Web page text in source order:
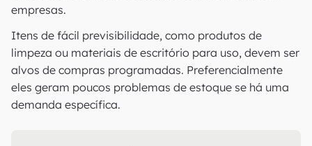
empresas.
Itens de fácil previsibilidade, como produtos de
limpeza ou materiais de escritório para uso, devem ser
alvos de compras programadas. Preferencialmente
eles geram poucos problemas de estoque se há uma
demanda específica.